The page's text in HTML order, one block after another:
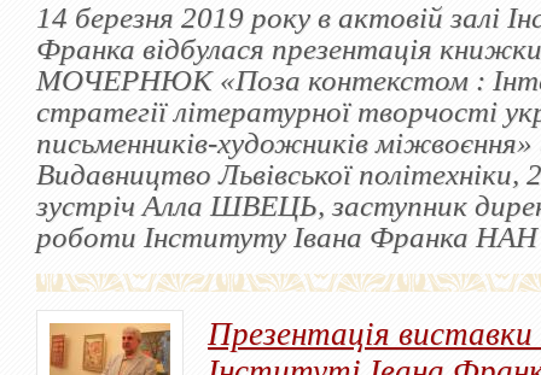
14 березня 2019 року в актовій залі
Франка відбулася презентація
МОЧЕРНЮК «Поза контекстом :
стратегії літературної творчості
письменників-художників міжвоєння»
Видавництво Львівської
зустріч Алла ШВЕЦЬ, заступник
роботи Інституту Івана Франка НАН
Презентація